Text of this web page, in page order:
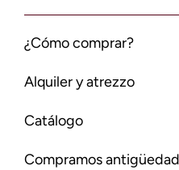
¿Cómo comprar?
Alquiler y atrezzo
Catálogo
Compramos